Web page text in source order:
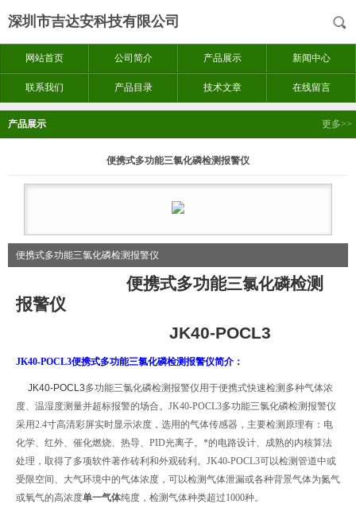
深圳市吉达安科技有限公司
网站首页 公司简介 产品展示 新闻中心
联系我们 产品目录 技术文章 在线留言
产品展示 更多>>
便携式多功能三氯化磷检测报警仪
便携式多功能三氯化磷检测报警仪
便携式多功能三氯化磷检测
报警仪
JK40-POCL3
JK40-POCL3便携式多功能三氯化磷检测报警仪简介：
JK40-POCL3多功能三氯化磷检测报警仪用于便携式快速检测多种气体浓
度、温湿度测量并超标报警的场合。 JK40-POCL3多功能三氯化磷检测报警仪
采用2.4寸高清彩屏实时显示浓度，选用的气体传感器，主要检测原理有：电
化学、红外、催化燃烧、热导、 PID光离子。*的电路设计、成熟的内核算法
处理，取得了多项软件著作砖利和外观砖利。 JK40-POCL3可以检测管道中或
受限空间、大气环境中的气体浓度，可以检测气体泄漏或各种背景气体为氮气
或氧气的高浓度单一气体纯度，检测气体种类超过1000种。